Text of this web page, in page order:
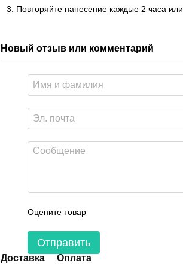
Повторяйте нанесение каждые 2 часа
Новый отзыв или комментарий
Оцените товар
Отправить
Доставка Оплата